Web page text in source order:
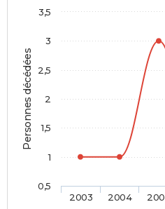
Personnes décédées
2003 2004
0,5
1
1,5
2
2,5
3
3,5